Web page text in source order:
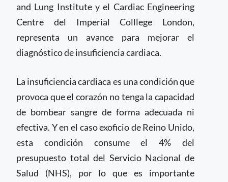
and Lung Institute y el Cardiac Engineering
Centre del Imperial Colllege London,
representa un avance para mejorar el
diagnóstico de insuficiencia cardiaca.
La insuficiencia cardiaca es una condición que
provoca que el corazón no tenga la capacidad
de bombear sangre de forma adecuada ni
efectiva. Y en el caso exoficio de Reino Unido,
esta condición consume el 4% del
presupuesto total del Servicio Nacional de
Salud (NHS), por lo que es importante